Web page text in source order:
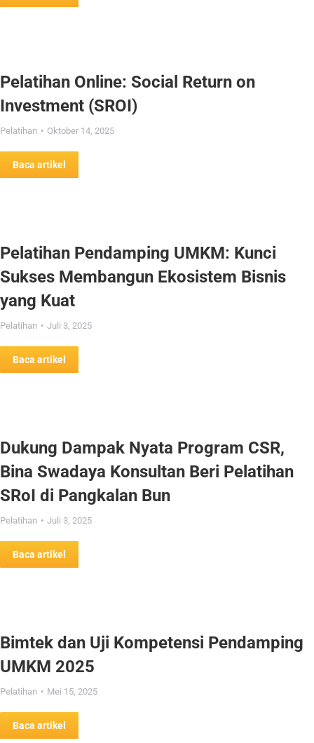
Pelatihan Online: Social Return on
Investment (SROI)
Pelatihan Oktober 14, 2025
Baca artikel
Pelatihan Pendamping UMKM: Kunci
Sukses Membangun Ekosistem Bisnis
yang Kuat
Pelatihan Juli 3, 2025
Baca artikel
Dukung Dampak Nyata Program CSR,
Bina Swadaya Konsultan Beri Pelatihan
SRoI di Pangkalan Bun
Pelatihan Juli 3, 2025
Baca artikel
Bimtek dan Uji Kompetensi Pendamping
UMKM 2025
Pelatihan Mei 15, 2025
Baca artikel